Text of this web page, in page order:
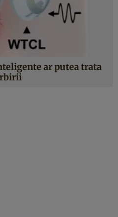
ar putea trata